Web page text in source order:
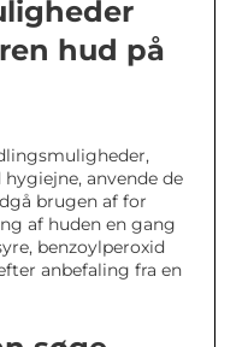
hud på
anvende de
brugen af for
af huden en gang
benzoylperoxid
anbefaling fra en